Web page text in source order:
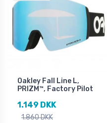
Oakley Fall Line L,
PRIZM™, Factory Pilot
1.149 DKK
1.860 DKK